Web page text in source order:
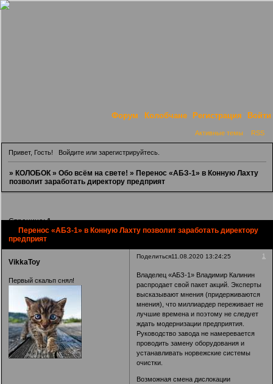
Форум Колобчане Регистрация Войти
Активные темы RSS
Привет, Гость! Войдитеили зарегистрируйтесь.
»КОЛОБОК »Обо всём на свете! »Перенос «АБЗ-1» в Конную Лахту
позволит заработать директору предприят
Перенос «АБЗ-1» в Конную Лахту позволит заработать директору
предприят
Страница:1
Поделиться 1
11.08.2020 13:24:25
VikkaToy
Первый скальп снял!
Владелец «АБЗ-1» Владимир Калинин
распродает свой пакет акций. Эксперты
высказывают мнения (придерживаются
мнения), что миллиардер переживает не
лучшие времена и поэтому не следует
ждать модернизации предприятия.
Руководство завода не намеревается
проводить замену оборудования и
устанавливать норвежские системы
очистки.
Возможная смена дислокации